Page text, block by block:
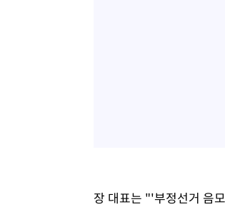
장 대표는 "'부정선거 음